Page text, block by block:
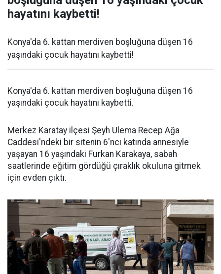
hayatını kaybetti!
Konya'da 6. kattan merdiven boşluğuna düşen 16
yaşındaki çocuk hayatını kaybetti!
Konya'da 6. kattan merdiven boşluğuna düşen 16
yaşındaki çocuk hayatını kaybetti.
Merkez Karatay ilçesi Şeyh Ulema Recep Ağa
Caddesi'ndeki bir sitenin 6'ncı katında annesiyle
yaşayan 16 yaşındaki Furkan Karakaya, sabah
saatlerinde eğitim gördüğü çıraklık okuluna gitmek
için evden çıktı.